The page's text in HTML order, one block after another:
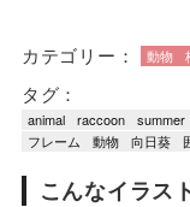
カテゴリー： 動物
タグ：
animal raccoon summer
フレーム
動物 向日葵
こんなイラス